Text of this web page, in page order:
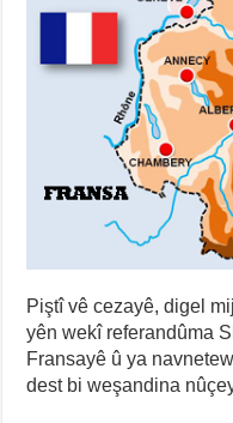
Piştî vê cezayê, digel
yên wekî referandûma
Fransayê û ya
dest bi weşandina